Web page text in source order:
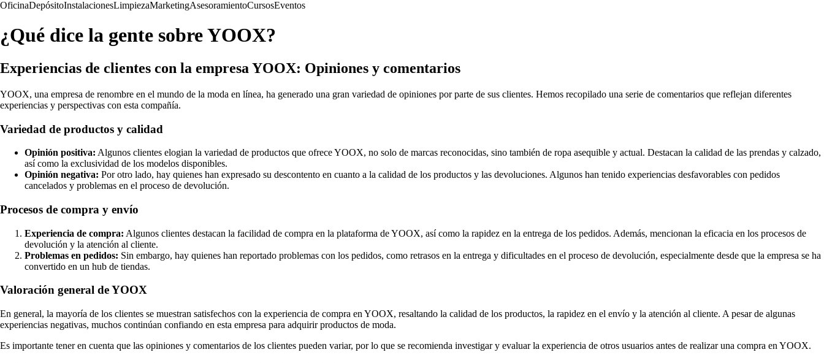
OficinaDepósitoInstalacionesLimpiezaMarketingAsesoramientoCursosEventos
¿Qué dice la gente sobre YOOX?
Experiencias de clientes con la empresa YOOX: Opiniones y comentarios
YOOX, una empresa de renombre en el mundo de la moda en línea, ha generado una gran variedad de opiniones por parte de sus clientes. Hemos recopilado una serie de comentarios que reflejan diferentes
experiencias y perspectivas con esta compañía.
Variedad de productos y calidad
Opinión positiva: Algunos clientes elogian la variedad de productos que ofrece YOOX, no solo de marcas reconocidas, sino también de ropa asequible y actual. Destacan la calidad de las prendas y calzado,
así como la exclusividad de los modelos disponibles.
Opinión negativa: Por otro lado, hay quienes han expresado su descontento en cuanto a la calidad de los productos y las devoluciones. Algunos han tenido experiencias desfavorables con pedidos
cancelados y problemas en el proceso de devolución.
Procesos de compra y envío
Experiencia de compra: Algunos clientes destacan la facilidad de compra en la plataforma de YOOX, así como la rapidez en la entrega de los pedidos. Además, mencionan la eficacia en los procesos de
devolución y la atención al cliente.
Problemas en pedidos: Sin embargo, hay quienes han reportado problemas con los pedidos, como retrasos en la entrega y dificultades en el proceso de devolución, especialmente desde que la empresa se ha
convertido en un hub de tiendas.
Valoración general de YOOX
En general, la mayoría de los clientes se muestran satisfechos con la experiencia de compra en YOOX, resaltando la calidad de los productos, la rapidez en el envío y la atención al cliente. A pesar de algunas
experiencias negativas, muchos continúan confiando en esta empresa para adquirir productos de moda.
Es importante tener en cuenta que las opiniones y comentarios de los clientes pueden variar, por lo que se recomienda investigar y evaluar la experiencia de otros usuarios antes de realizar una compra en YOOX.